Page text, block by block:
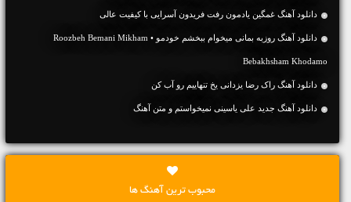
دانلود آهنگ غمگین یادمون رفت فریدون آسرایی با کیفیت عالی
دانلود آهنگ روزبه بمانی میخوام ببخشم خودمو • Roozbeh Bemani Mikham
Bebakhsham Khodamo
دانلود آهنگ راک رضا یزدانی یخ تنهاییم رو آب کن
دانلود آهنگ جديد علی یاسینی نمیخواستم و متن آهنگ
محبوب ترین آهنگ ها